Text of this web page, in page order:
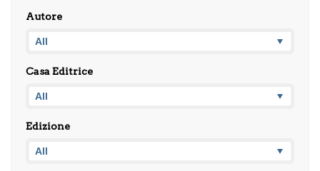
Autore
Casa Editrice
Edizione